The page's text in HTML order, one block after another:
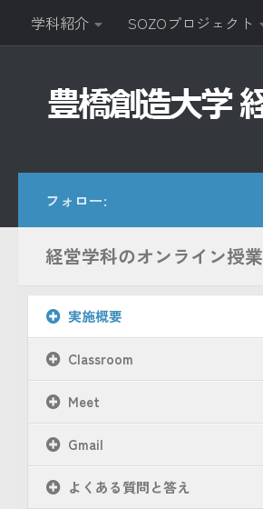
コンテンツへスキップ
学科紹介 SOZOプロジェクト
フォロー:
経営学科のオンライン授業
実施概要
Classroom
Meet
Gmail
よくある質問と答え